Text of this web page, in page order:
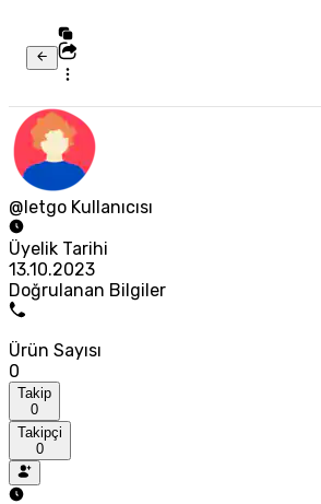
@letgo Kullanıcısı
Üyelik Tarihi
13.10.2023
Doğrulanan Bilgiler
Ürün Sayısı
0
Takip
0
Takipçi
0